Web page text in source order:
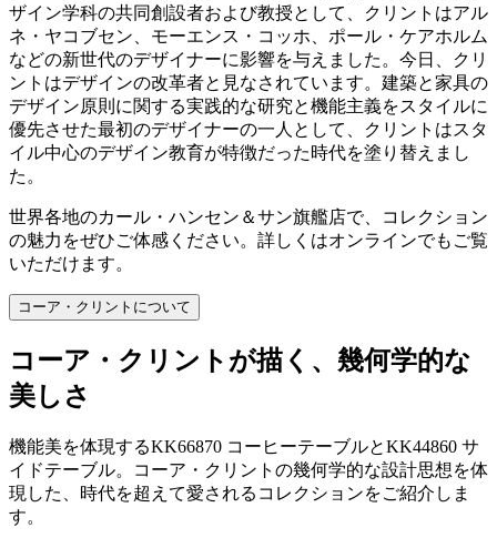
ザイン学科の共同創設者および教授として、クリントはアル
ネ・ヤコブセン、モーエンス・コッホ、ポール・ケアホルム
などの新世代のデザイナーに影響を与えました。今日、クリ
ントはデザインの改革者と見なされています。建築と家具の
デザイン原則に関する実践的な研究と機能主義をスタイルに
優先させた最初のデザイナーの一人として、クリントはスタ
イル中心のデザイン教育が特徴だった時代を塗り替えまし
た。
世界各地のカール・ハンセン＆サン旗艦店で、コレクション
の魅力をぜひご体感ください。詳しくはオンラインでもご覧
いただけます。
コーア・クリントについて
コーア・クリントが描く、幾何学的な
美しさ
機能美を体現するKK66870 コーヒーテーブルとKK44860 サ
イドテーブル。コーア・クリントの幾何学的な設計思想を体
現した、時代を超えて愛されるコレクションをご紹介しま
す。